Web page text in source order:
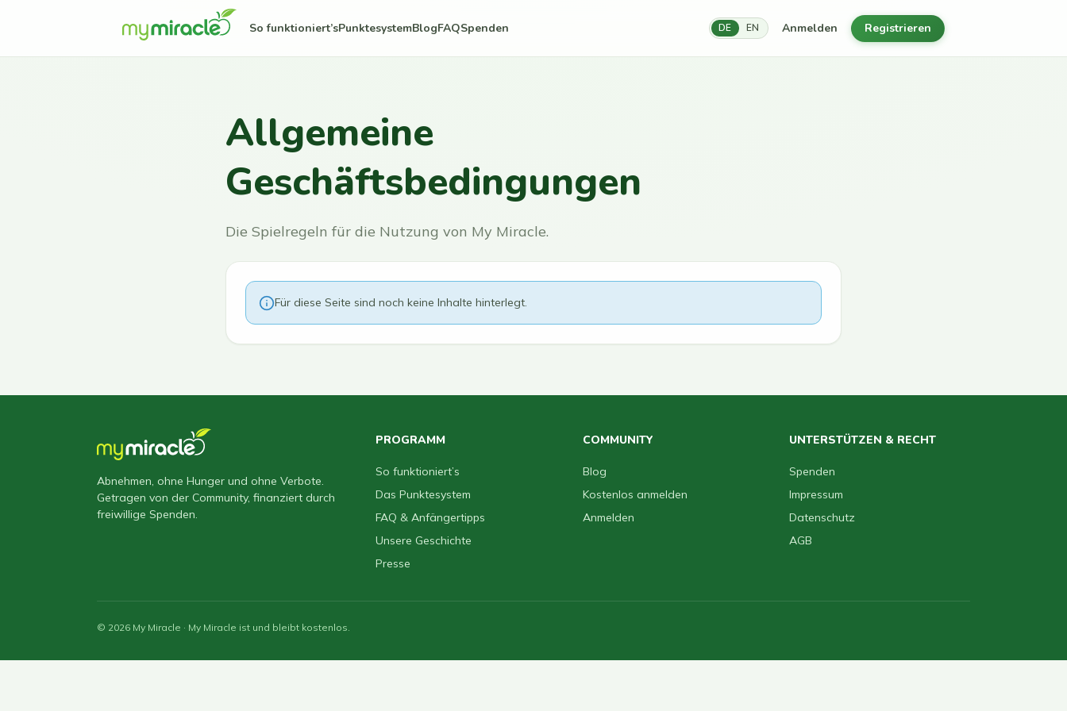
So funktioniert’sPunktesystemBlogFAQSpenden DE EN Anmelden Registrieren
Allgemeine
Geschäftsbedingungen
Die Spielregeln für die Nutzung von My Miracle.
Für diese Seite sind noch keine Inhalte hinterlegt.
Abnehmen, ohne Hunger und ohne Verbote.
Getragen von der Community, finanziert durch
freiwillige Spenden.
PROGRAMM
So funktioniert’s
Das Punktesystem
FAQ & Anfängertipps
Unsere Geschichte
Presse
COMMUNITY
Blog
Kostenlos anmelden
Anmelden
UNTERSTÜTZEN & RECHT
Spenden
Impressum
Datenschutz
AGB
© 2026 My Miracle · My Miracle ist und bleibt kostenlos.